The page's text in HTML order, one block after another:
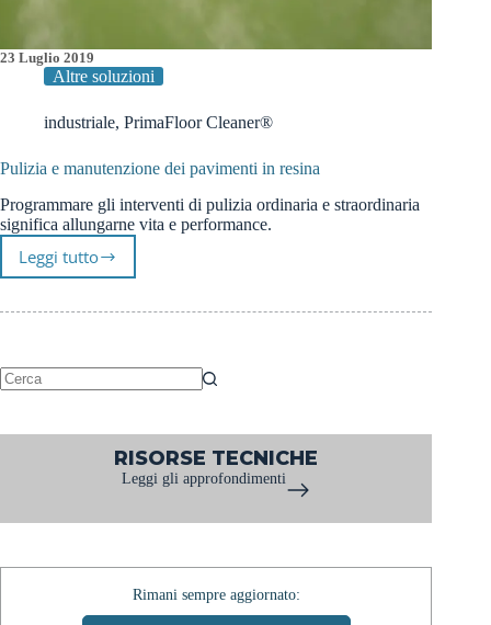
23 Luglio 2019
Altre soluzioni
industriale, PrimaFloor Cleaner®
Pulizia e manutenzione dei pavimenti in resina
Programmare gli interventi di pulizia ordinaria e straordinaria
significa allungarne vita e performance.
Leggi tutto
Pulizia
manutenzione
in
resina
RISORSE TECNICHE
Leggi gli approfondimenti
Rimani sempre aggiornato: